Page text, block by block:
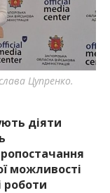
про події
та області.
Цупренко.
діяти
можливості
роботи